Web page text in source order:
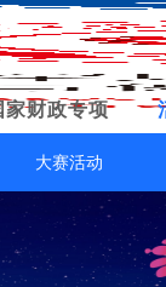
家财政专项
大赛活动